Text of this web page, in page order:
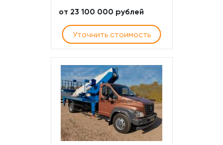
от 23 100 000 рублей
Уточнить стоимость